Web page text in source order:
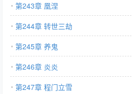
第243章 凰涅
第244章 转世三劫
第245章 养鬼
第246章 炎炎
第247章 程门立雪